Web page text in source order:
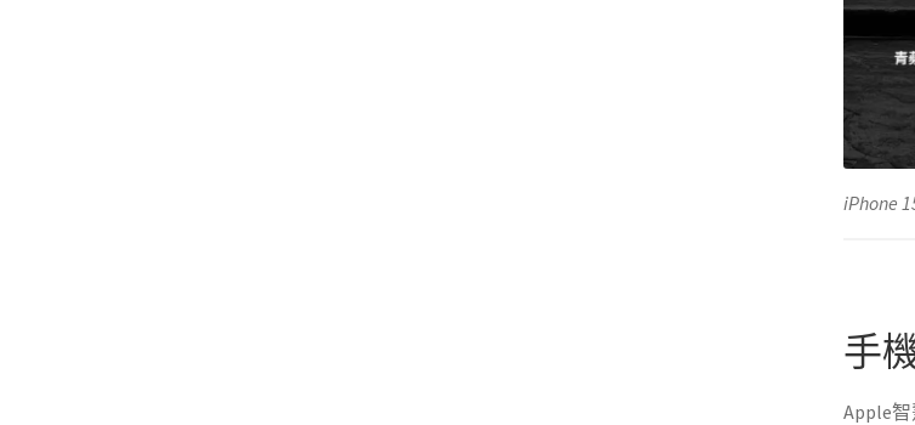
iPhone
手
Apple